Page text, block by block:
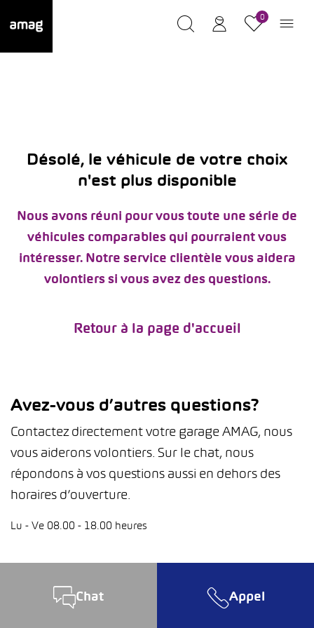
0
Désolé, le véhicule de votre choix
n'est plus disponible
Nous avons réuni pour vous toute une série de
véhicules comparables qui pourraient vous
intéresser. Notre service clientèle vous aidera
volontiers si vous avez des questions.
Retour à la page d'accueil
Avez-vous d’autres questions?
Contactez directement votre garage AMAG, nous
vous aiderons volontiers. Sur le chat, nous
répondons à vos questions aussi en dehors des
horaires d’ouverture.
Lu - Ve 08.00 - 18.00 heures
Chat Appel